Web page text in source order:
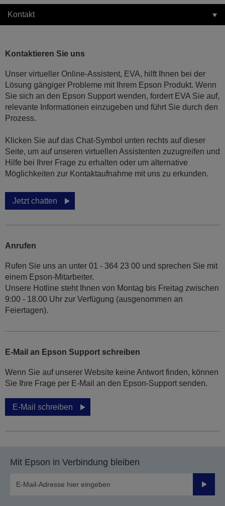
Kontakt
Kontaktieren Sie uns
Unser virtueller Online-Assistent, EVA, hilft Ihnen bei der
Lösung gängiger Probleme mit Ihrem Epson Produkt. Wenn
Sie sich an den Epson Support wenden, fordert EVA Sie auf,
relevante Informationen einzugeben und führt Sie durch den
Prozess.
Klicken Sie auf das Chat-Symbol unten rechts auf dieser
Seite, um auf unseren virtuellen Assistenten zuzugreifen und
Hilfe bei Ihrer Frage zu erhalten oder um alternative
Möglichkeiten zur Kontaktaufnahme mit uns zu erkunden.
Jetzt chatten
Anrufen
Rufen Sie uns an unter 01 - 364 23 00 und sprechen Sie mit
einem Epson-Mitarbeiter.
Unsere Hotline steht Ihnen von Montag bis Freitag zwischen
9:00 - 18.00 Uhr zur Verfügung (ausgenommen an
Feiertagen).
E-Mail an Epson Support schreiben
Wenn Sie auf unserer Website keine Antwort finden, können
Sie Ihre Frage per E-Mail an den Epson-Support senden.
E-Mail schreiben
Mit Epson in Verbindung bleiben